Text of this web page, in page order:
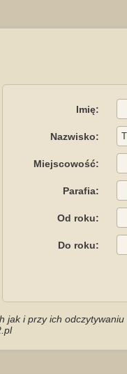
Imię:
Nazwisko:
Miejscowość:
Parafia:
Od roku:
Do roku:
jak i przy ich